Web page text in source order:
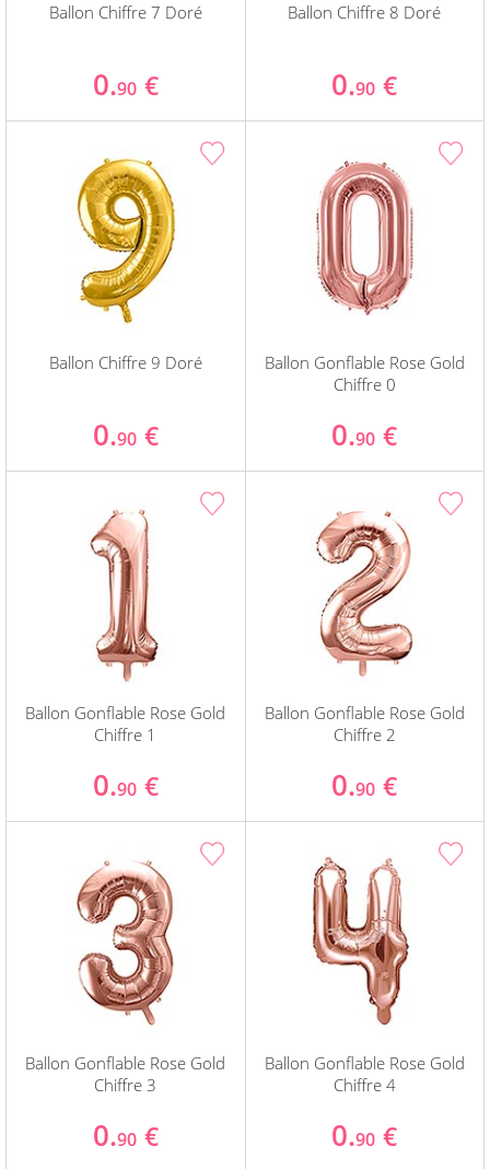
Ballon Chiffre 7 Doré
0.90 €
Ballon Chiffre 8 Doré
0.90 €
Ballon Chiffre 9 Doré
0.90 €
Ballon Gonflable Rose Gold
Chiffre 0
0.90 €
Ballon Gonflable Rose Gold
Chiffre 1
0.90 €
Ballon Gonflable Rose Gold
Chiffre 2
0.90 €
Ballon Gonflable Rose Gold
Chiffre 3
0.90 €
Ballon Gonflable Rose Gold
Chiffre 4
0.90 €